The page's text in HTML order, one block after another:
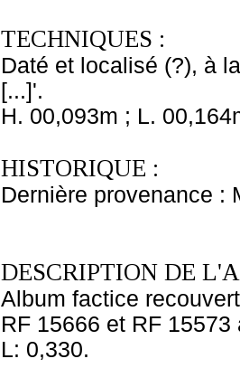
TECHNIQUES :
Daté et localisé (?), à
[...]'.
H. 00,093m ; L.
HISTORIQUE :
Dernière provenance :
DESCRIPTION DE
Album factice
RF 15666 et RF
L: 0,330.